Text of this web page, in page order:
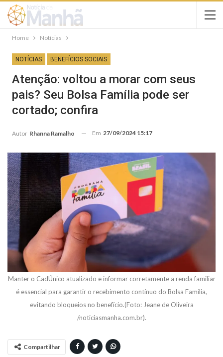
Home Notícias
NOTÍCIAS BENEFÍCIOS SOCIAIS
Atenção: voltou a morar com seus
pais? Seu Bolsa Família pode ser
cortado; confira
Autor Rhanna Ramalho Em 27/09/2024 15:17
Manter o CadÚnico atualizado e informar corretamente a renda familiar
é essencial para garantir o recebimento contínuo do Bolsa Família,
evitando bloqueios no benefício.(Foto: Jeane de Oliveira
/noticiasmanha.com.br).
Compartilhar